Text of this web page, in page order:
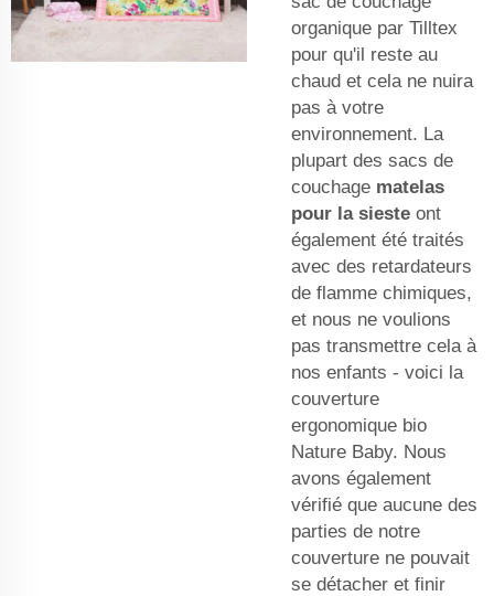
organique par Tilltex
pour qu'il reste au
chaud et cela ne nuira
pas à votre
environnement. La
plupart des sacs de
couchage matelas
pour la sieste ont
également été traités
avec des retardateurs
de flamme chimiques,
et nous ne voulions
pas transmettre cela à
nos enfants - voici la
couverture
ergonomique bio
Nature Baby. Nous
avons également
vérifié que aucune des
parties de notre
couverture ne pouvait
se détacher et finir